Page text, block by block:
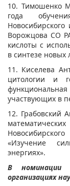
10. Тимошенко
года
Ворожцова СО
кислоты с
в синтезе новых
11. Киселева
цитологии и
участвующих в
12. Грабовский
«Изучение
энергиях».
В номинации
организациях